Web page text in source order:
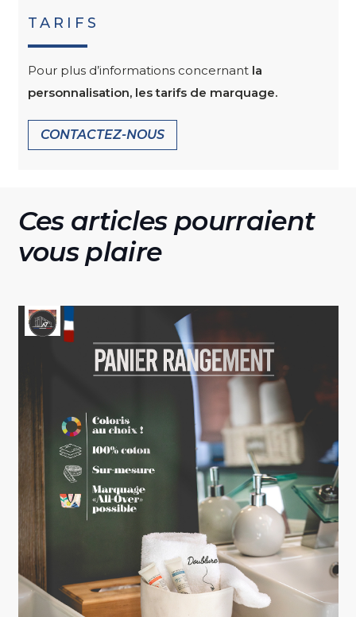
TARIFS
Pour plus d’informations concernantla
personnalisation, les tarifs de marquage.
CONTACTEZ-NOUS
Ces articles pourraient
vous plaire